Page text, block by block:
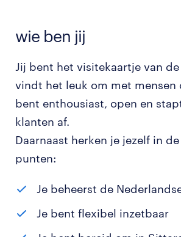
wie ben jij
Jij bent het visitekaartje van
vindt het leuk om met mensen
bent enthousiast, open en
klanten af.
Daarnaast herken je jezelf in
punten:
Je beheerst de
Je bent flexibel inzetbaar